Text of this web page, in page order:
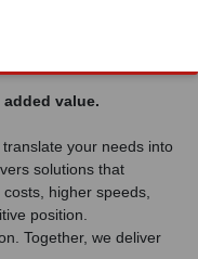
installation, and
maximum certainty.
on unburdening you.
value.
your needs into
solutions that
higher speeds,
position.
Together, we deliver